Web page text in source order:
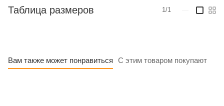
Таблица размеров 1/1
Вам также может понравиться С этим товаром покупают